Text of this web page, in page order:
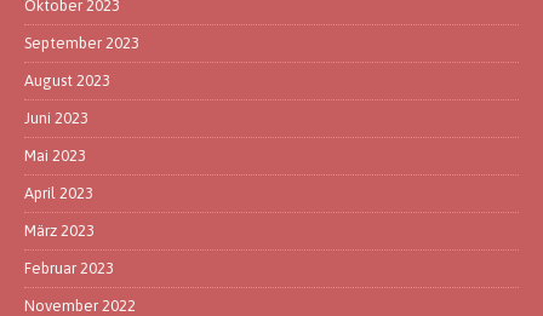
Oktober 2023
September 2023
August 2023
Juni 2023
Mai 2023
April 2023
März 2023
Februar 2023
November 2022